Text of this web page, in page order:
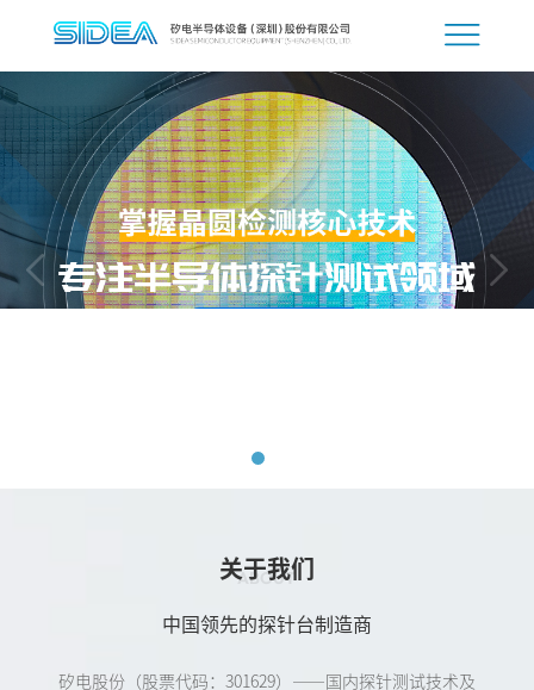
关于我们
ABOUT
中国领先的探针台制造商
矽电股份（股票代码：301629）——国内探针测试技术及